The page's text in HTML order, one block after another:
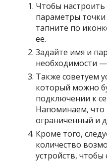
Чтобы настроить
параметры точки
тапните по
ее.
Задайте имя и
необходимости
Также советуем
который можно
подключении к
Напоминаем, что
ограниченный и
Кроме того,
количество
устройств, чтобы